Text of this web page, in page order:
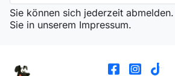
Sie können sich jederzeit
Sie in unserem Impressum.